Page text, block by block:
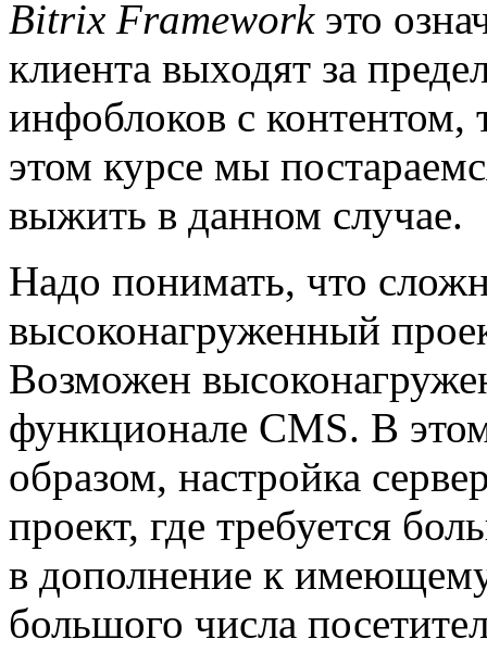
Bitrix Frameworkэто
клиента выходят за
инфоблоков с
этом курсе мы
выжить в данном случае.
Надо понимать, что
высоконагруженный
Возможен
функционале CMS. В
образом, настройка
проект, где требуется
в дополнение к
большого числа